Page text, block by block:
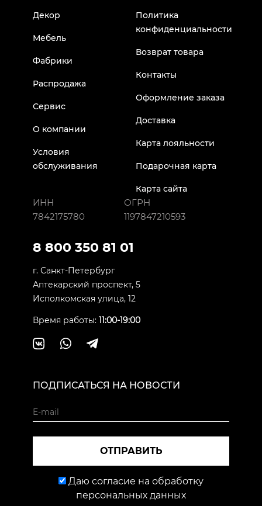
Декор
Мебель
Фабрики
Распродажа
Сервис
О компании
Условия
обслуживания
Политика
конфиденциальности
Возврат товара
Контакты
Оформление заказа
Доставка
Карта лояльности
Подарочная карта
Карта сайта
ИНН
7842175780
ОГРН
1197847210593
8 800 350 81 01
г. Санкт-Петербург
Аптекарский проспект, 5
Исполкомская улица, 12
Время работы: 11:00-19:00
ПОДПИСАТЬСЯ НА НОВОСТИ
ОТПРАВИТЬ
Даю согласие на обработку
персональных данных